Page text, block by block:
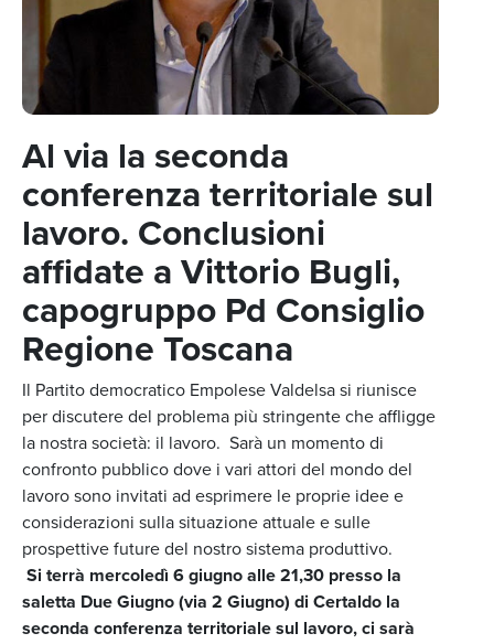
Al via la seconda
conferenza territoriale sul
lavoro. Conclusioni
affidate a Vittorio Bugli,
capogruppo Pd Consiglio
Regione Toscana
Il Partito democratico Empolese Valdelsa si riunisce
per discutere del problema più stringente che affligge
la nostra società: il lavoro. Sarà un momento di
confronto pubblico dove i vari attori del mondo del
lavoro sono invitati ad esprimere le proprie idee e
considerazioni sulla situazione attuale e sulle
prospettive future del nostro sistema produttivo.
Si terrà mercoledì 6 giugno alle 21,30 presso la
saletta Due Giugno (via 2 Giugno) di Certaldo la
seconda conferenza territoriale sul lavoro, ci sarà